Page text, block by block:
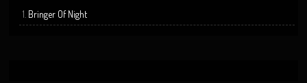
Bringer Of Night